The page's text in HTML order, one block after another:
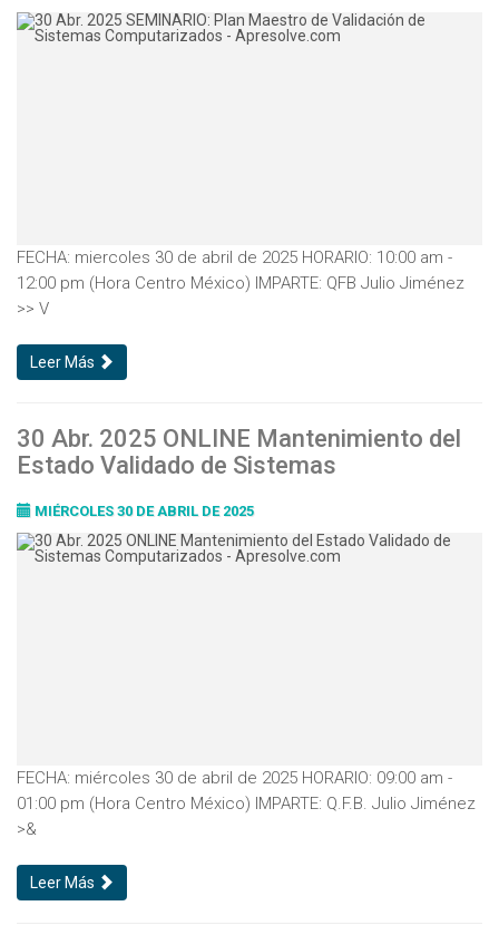
FECHA: miercoles 30 de abril de 2025 HORARIO: 10:00 am -
12:00 pm (Hora Centro México) IMPARTE: QFB Julio Jiménez
>> V
Leer Más
30 Abr. 2025 ONLINE Mantenimiento del
Estado Validado de Sistemas
MIÉRCOLES 30 DE ABRIL DE 2025
FECHA: miércoles 30 de abril de 2025 HORARIO: 09:00 am -
01:00 pm (Hora Centro México) IMPARTE: Q.F.B. Julio Jiménez
>&
Leer Más